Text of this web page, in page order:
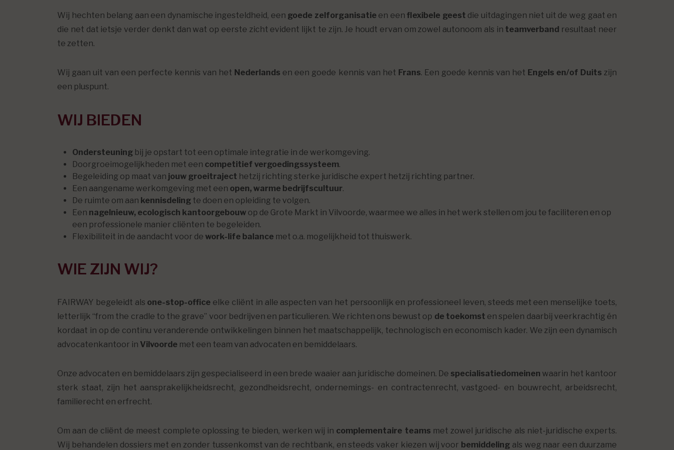
Wij hechten belang aan een dynamische ingesteldheid, een goede zelforganisatie en eenflexibele geest die uitdagingen niet uit de weg gaat en
die net dat ietsje verder denkt dan wat op eerste zicht evident lijkt te zijn. Je houdt ervan om zowel autonoom als in teamverband resultaat neer
te zetten.
Wij gaan uit van een perfecte kennis van het Nederlands en een goede kennis van het Frans. Een goede kennis van het Engels en/of Duits zijn
een pluspunt.
WIJ BIEDEN
Ondersteuning bij je opstart tot een optimale integratie in de werkomgeving.
Doorgroeimogelijkheden met een competitief vergoedingssysteem.
Begeleiding op maat van jouw groeitraject hetzij richting sterke juridische expert hetzij richting partner.
Een aangename werkomgeving met een open, warme bedrijfscultuur.
De ruimte om aan kennisdeling te doen en opleiding te volgen.
Een nagelnieuw, ecologisch kantoorgebouw op de Grote Markt in Vilvoorde, waarmee we alles in het werk stellen om jou te faciliteren en op
een professionele manier cliënten te begeleiden.
Flexibiliteit in de aandacht voor de work-life balance met o.a. mogelijkheid tot thuiswerk.
WIE ZIJN WIJ?
FAIRWAY begeleidt als one-stop-office elke cliënt in alle aspecten van het persoonlijk en professioneel leven, steeds met een menselijke toets,
letterlijk “from the cradle to the grave” voor bedrijven en particulieren. We richten ons bewust op de toekomst en spelen daarbij veerkrachtig én
kordaat in op de continu veranderende ontwikkelingen binnen het maatschappelijk, technologisch en economisch kader. We zijn een dynamisch
advocatenkantoor in Vilvoorde met een team van advocaten en bemiddelaars.
Onze advocaten en bemiddelaars zijn gespecialiseerd in een brede waaier aan juridische domeinen. De specialisatiedomeinen waarin het kantoor
sterk staat, zijn het aansprakelijkheidsrecht, gezondheidsrecht, ondernemings- en contractenrecht, vastgoed- en bouwrecht, arbeidsrecht,
familierecht en erfrecht.
Om aan de cliënt de meest complete oplossing te bieden, werken wij in complementaire teams met zowel juridische als niet-juridische experts.
Wij behandelen dossiers met en zonder tussenkomst van de rechtbank, en steeds vaker kiezen wij voor bemiddeling als weg naar een duurzame